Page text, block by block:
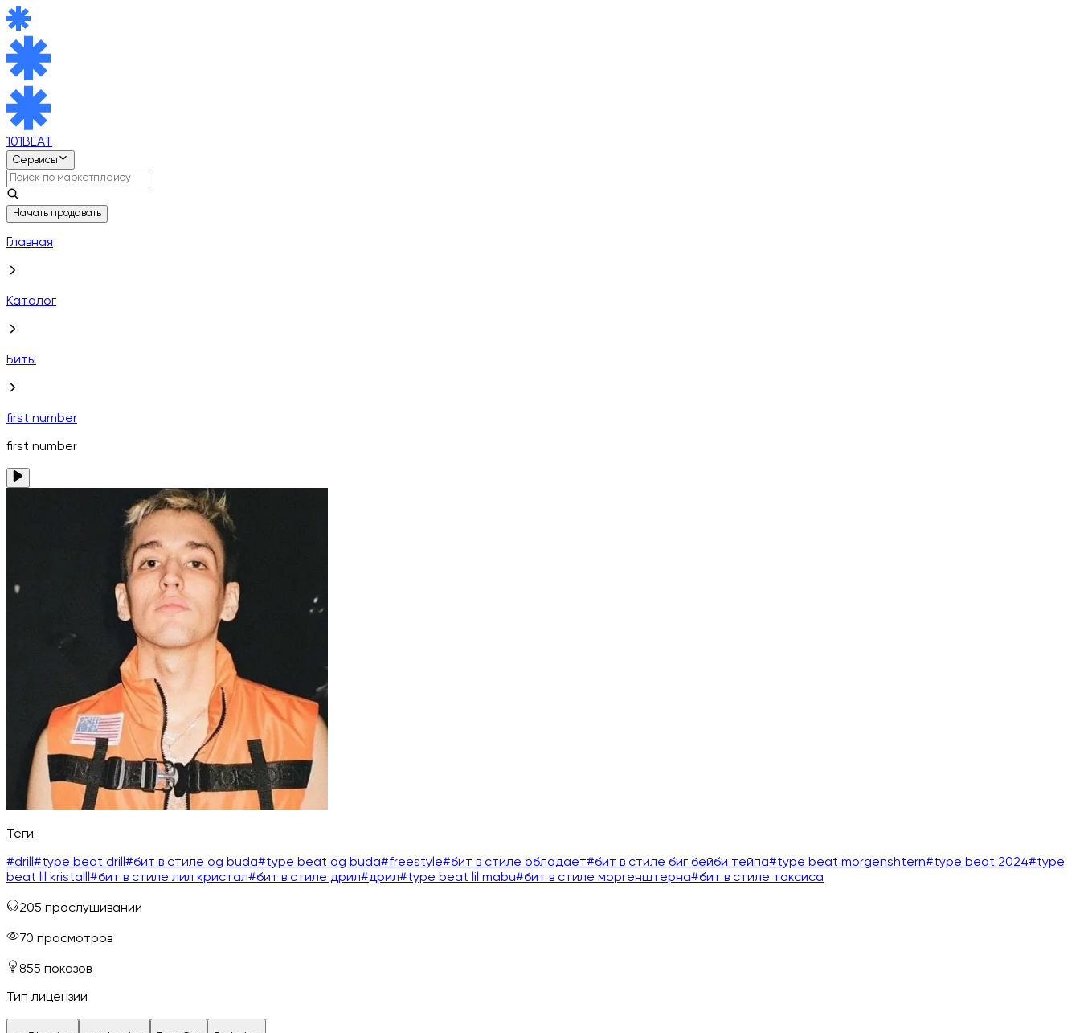
101BEAT
Сервисы
Начать продавать
Главная
Каталог
Биты
first number
first number
Теги
#drill #type beat drill #бит в стиле og buda#type beat og buda#freestyle#бит в стиле обладает#бит в стиле биг бейби тейпа#type beat morgenshtern#type beat 2024#type
beat lil kristalll #бит в стиле лил кристал#бит в стиле дрил#дрил#type beat lil mabu#бит в стиле моргенштерна#бит в стиле токсиса
205 прослушиваний
70 просмотров
855 показов
Тип лицензии